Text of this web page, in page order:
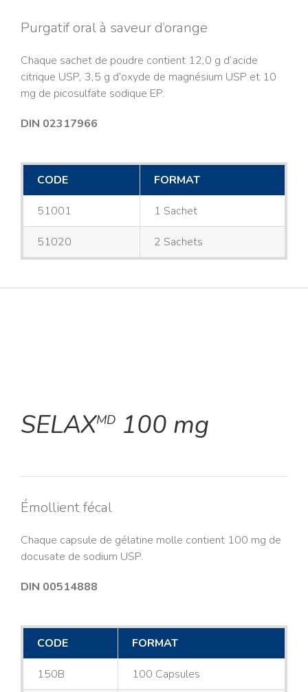
Purgatif oral à saveur d’orange
Chaque sachet de poudre contient 12,0 g d’acide
citrique USP, 3,5 g d’oxyde de magnésium USP et 10
mg de picosulfate sodique EP.
DIN 02317966
CODE FORMAT
51001 1 Sachet
51020 2 Sachets
SELAXMD 100 mg
Émollient fécal
Chaque capsule de gélatine molle contient 100 mg de
docusate de sodium USP.
DIN 00514888
CODE FORMAT
150B 100 Capsules